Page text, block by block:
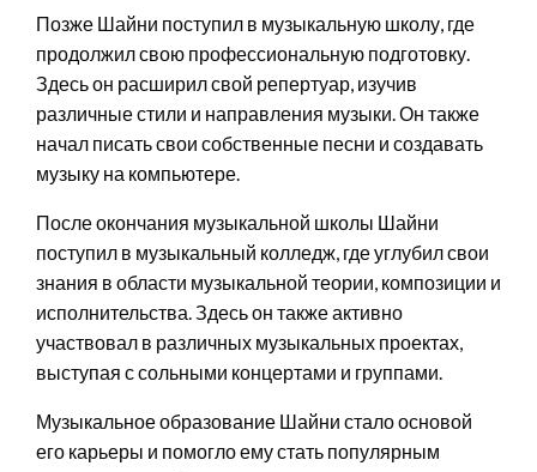
Позже Шайни поступил в музыкальную школу, где
продолжил свою профессиональную подготовку.
Здесь он расширил свой репертуар, изучив
различные стили и направления музыки. Он также
начал писать свои собственные песни и создавать
музыку на компьютере.
После окончания музыкальной школы Шайни
поступил в музыкальный колледж, где углубил свои
знания в области музыкальной теории, композиции и
исполнительства. Здесь он также активно
участвовал в различных музыкальных проектах,
выступая с сольными концертами и группами.
Музыкальное образование Шайни стало основой
его карьеры и помогло ему стать популярным